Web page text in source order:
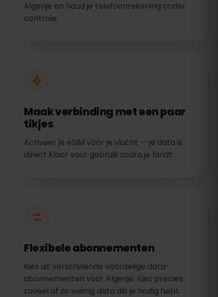
Algerije en houd je telefoonrekening onder
controle.
Maak verbinding met een paar
tikjes
Activeer je eSIM vóór je vlucht — je data is
direct klaar voor gebruik zodra je landt.
Flexibele abonnementen
Kies uit verschillende voordelige data-
abonnementen voor Algerije. Kies precies
zoveel of zo weinig data als je nodig hebt.